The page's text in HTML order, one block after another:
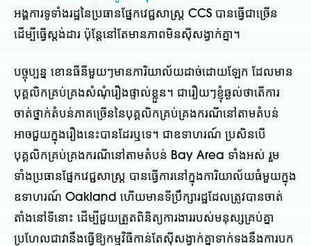
អង្គការទូទាំងរដ្ឋនៃប្រធានផ្នែកវេជ្ជសាស្ត្រ CCS បានធ្វើជាច្រើន
ដើម្បីធ្វើស្តង់ដារ ប៉ុន្តែនៅតែមានភាពមិនស៊ីសង្វាក់គ្នា។
បច្ចុប្បន្ន ខោនធីនីមួយៗមានការិយាល័យដាច់ដោយឡែក ដែលមាន
បុគ្គលិកគ្រប់គ្រងសំណុំរឿងផ្ទាល់ខ្លួន។ ជារឿយៗខ្ញុំឆ្ងល់ថាតើការ
ចាត់ថ្នាក់តំបន់ភាគច្រើននៃបុគ្គលិកគ្រប់គ្រងករណីនៅតាមតំបន់
អាចជួយក្នុងរឿងនេះបានដែរឬទេ។ ជាឧទាហរណ៍ ប្រសិនបើ
បុគ្គលិកគ្រប់គ្រងករណីនៅតាមតំបន់ Bay Area ទាំងអស់ រួម
ទាំងប្រធានផ្នែកវេជ្ជសាស្រ្ត បានធ្វើការនៅក្នុងការិយាល័យធំមួយក្នុង
ឧទាហរណ៍ Oakland ហើយមានទីប្រឹក្សារដ្ឋដែលត្រូវបានចាត់
តាំងនៅទីនោះ ដើម្បីជួយត្រួតពិនិត្យការងាររបស់មនុស្សគ្រប់គ្នា
ប្រហែលជាវានឹងធ្វើឱ្យកម្មវិធីកាន់តែស៊ីសង្វាក់គ្នាទាក់ទងនឹងការបក